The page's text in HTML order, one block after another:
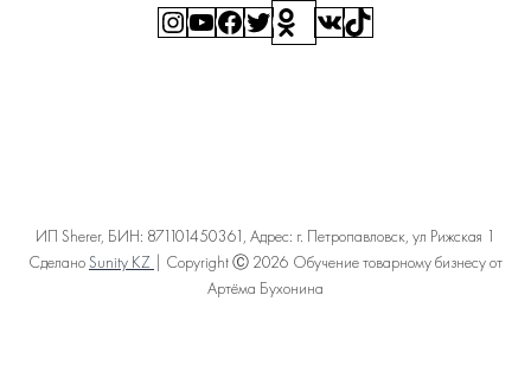
Instagram
YouTube
Facebook
TwitterСсылкаВКонтакте
TikTok
ИП Sherer, БИН: 871101450361, Адрес: г. Петропавловск, ул Рижская 1
Сделано Sunity KZ | Copyright Ⓒ 2026 Обучение товарному бизнесу от
Артёма Бухонина